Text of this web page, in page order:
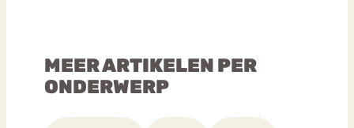
MEER ARTIKELEN PER
ONDERWERP